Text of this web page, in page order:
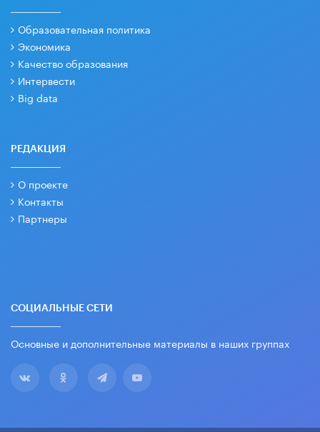
Образовательная политика
Экономика
Качество образования
Интервести
Big data
РЕДАКЦИЯ
О проекте
Контакты
Партнеры
СОЦИАЛЬНЫЕ СЕТИ
Основные и дополнительные материалы в наших группах